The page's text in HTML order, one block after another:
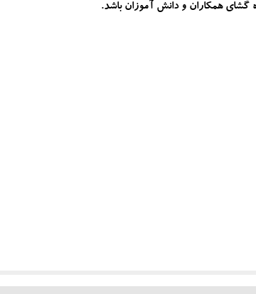
گشای همکاران و دانش آموزان باشد.